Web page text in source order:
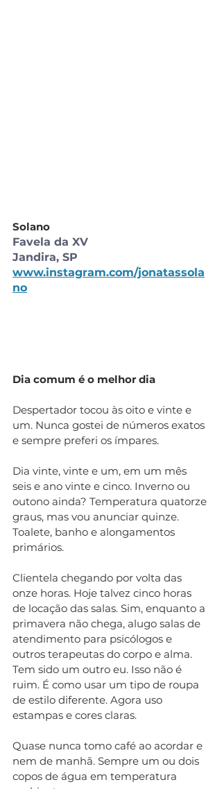
Solano
Favela da XV
Jandira, SP
www.instagram.com/jonatassola
no
Dia comum é o melhor dia
Despertador tocou às oito e vinte e
um. Nunca gostei de números exatos
e sempre preferi os ímpares.
Dia vinte, vinte e um, em um mês
seis e ano vinte e cinco. Inverno ou
outono ainda? Temperatura quatorze
graus, mas vou anunciar quinze.
Toalete, banho e alongamentos
primários.
Clientela chegando por volta das
onze horas. Hoje talvez cinco horas
de locação das salas. Sim, enquanto a
primavera não chega, alugo salas de
atendimento para psicólogos e
outros terapeutas do corpo e alma.
Tem sido um outro eu. Isso não é
ruim. É como usar um tipo de roupa
de estilo diferente. Agora uso
estampas e cores claras.
Quase nunca tomo café ao acordar e
nem de manhã. Sempre um ou dois
copos de água em temperatura